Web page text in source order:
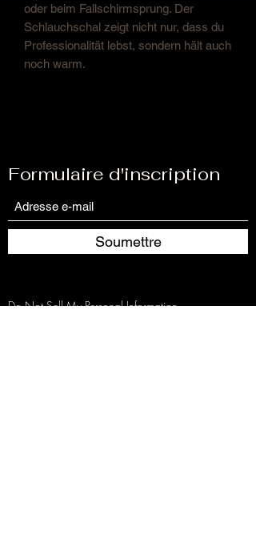
oder beim Fallschirmsprung. Der
Schlauchschal zeigt nicht nur, dass du
Professionalität lebst, sondern hält auch
noch warm.
Formulaire d'inscription
Soumettre
Do Not Sell My Personal Information